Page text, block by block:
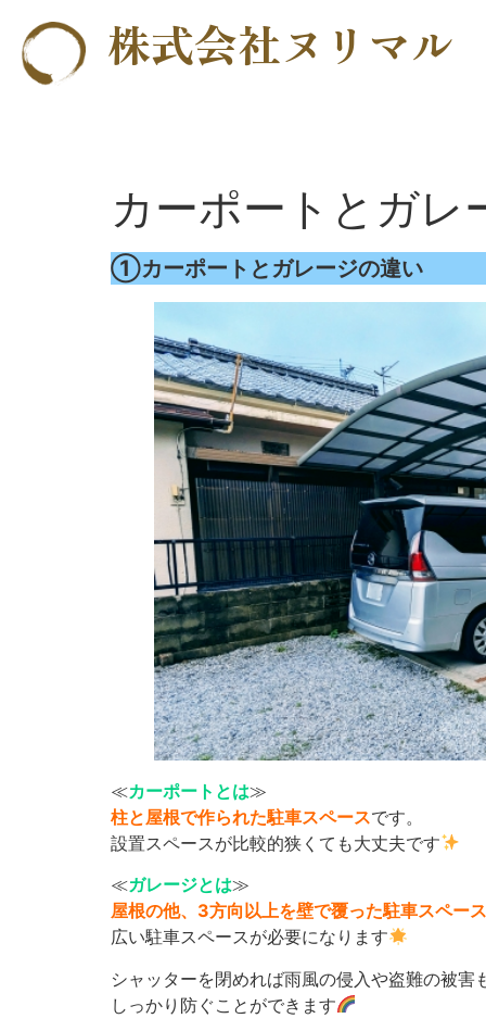
株式会社ヌリマル
カーポートとガレ
①カーポートとガレージの違い
≪カーポートとは≫
柱と屋根で作られた駐車スペースです。
設置スペースが比較的狭くても大丈夫です
≪ガレージとは≫
屋根の他、3方向以上を壁で覆った駐車スペース
広い駐車スペースが必要になります
シャッターを閉めれば雨風の侵入や盗難の被害
しっかり防ぐことができます